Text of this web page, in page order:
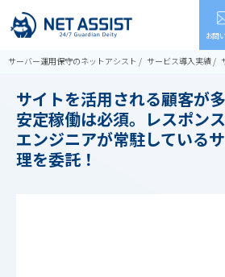
お問
サーバー運用保守のネットアシスト サービス導入実績
サイトを活用される顧客が
安定稼働は必須。レスポン
エンジニアが常駐している
理を委託！